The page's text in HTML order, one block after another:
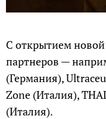
С открытием
партнеров —
(Германия),
Zone (Италия),
(Италия).